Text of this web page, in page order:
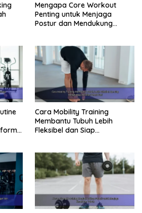
Mengapa Core Workout
Penting untuk Menjaga
Postur dan Mendukung
Cara Mobility Training
Membantu Tubuh Lebih
Fleksibel dan Siap